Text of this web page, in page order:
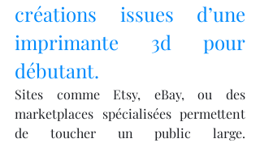
créations issues d’une
imprimante 3d pour
débutant.
Sites comme Etsy, eBay, ou des
marketplaces spécialisées permettent
de toucher un public large.